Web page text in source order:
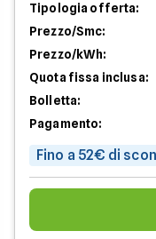
Tipologia offerta:
Prezzo/Smc:
Prezzo/kWh:
Quota fissa inclusa:
Bolletta:
Pagamento:
Fino a 52€ di